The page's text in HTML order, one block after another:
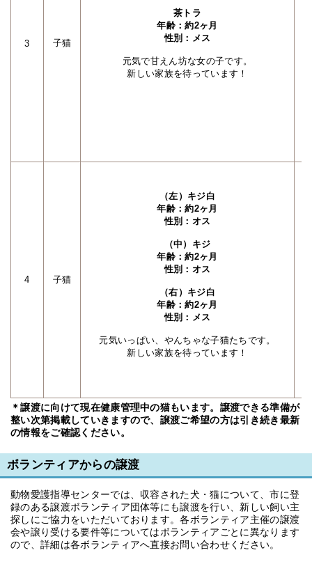
3 子猫
茶トラ
年齢：約2ヶ月
性別：メス
元気で甘えん坊な女の子です。
新しい家族を待っています！
4 子猫
（左）キジ白
年齢：約2ヶ月
性別：オス
（中）キジ
年齢：約2ヶ月
性別：オス
（右）キジ白
年齢：約2ヶ月
性別：メス
元気いっぱい、やんちゃな子猫たちです。
新しい家族を待っています！
＊譲渡に向けて現在健康管理中の猫もいます。譲渡できる準備が
整い次第掲載していきますので、譲渡ご希望の方は引き続き最新
の情報をご確認ください。
ボランティアからの譲渡
動物愛護指導センターでは、収容された犬・猫について、市に登
録のある譲渡ボランティア団体等にも譲渡を行い、新しい飼い主
探しにご協力をいただいております。各ボランティア主催の譲渡
会や譲り受ける要件等についてはボランティアごとに異なります
ので、詳細は各ボランティアへ直接お問い合わせください。